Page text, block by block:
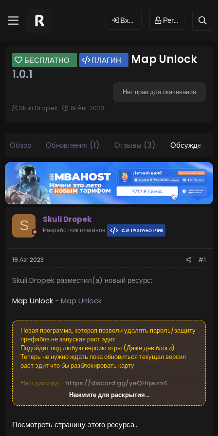
Вход Регистрация
БЕСПЛАТНО ПЛАГИН
Map Unlock
1.0.1
Нет прав для скачивания
А
р
е
м
ы
Skuli Dropek
Д
н
ч
л
а
19 Авг 2023
Обзор Обновления (1) Отзывы (3) Обсуждение
S Skuli Dropek
Разработчик плагинов C# РАЗРАБОТЧИК
19 Авг 2023 #1
Skuli Dropek разместил(а) новый ресурс:
Map Unlock - Map Unlock
Новая программа, которая позволи удалять пароль/защиту
префабов не запуская раст эдит
Подойдёт под любую версию игры (Даже дев блоги)
Теперь не нужно ждать пока обновиться текущая версия
раст эдит что бы разблокировать карту
Наш дискорд - https://discord.gg/yeQHrjwzn4
Нажмите для раскрытия...
Посмотреть страницу этого ресурса...